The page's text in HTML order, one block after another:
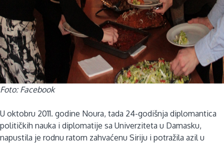
Foto: Facebook
U oktobru 2011. godine Noura, tada 24-godišnja diplomantica
političkih nauka i diplomatije sa Univerziteta u Damasku,
napustila je rodnu ratom zahvaćenu Siriju i potražila azil u